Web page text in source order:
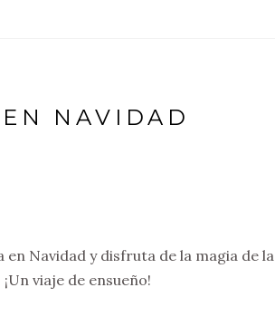
NAVIDAD
Navidad y disfruta de la magia de la
viaje de ensueño!